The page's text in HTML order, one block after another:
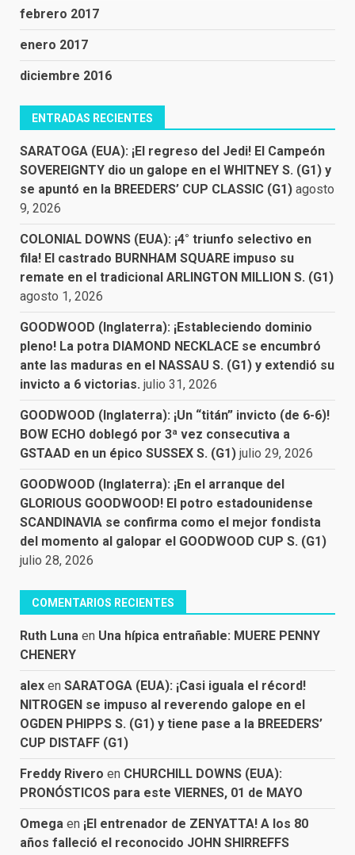
febrero 2017
enero 2017
diciembre 2016
ENTRADAS RECIENTES
SARATOGA (EUA): ¡El regreso del Jedi! El Campeón
SOVEREIGNTY dio un galope en el WHITNEY S. (G1) y
se apuntó en la BREEDERS’ CUP CLASSIC (G1) agosto
9, 2026
COLONIAL DOWNS (EUA): ¡4° triunfo selectivo en
fila! El castrado BURNHAM SQUARE impuso su
remate en el tradicional ARLINGTON MILLION S. (G1)
agosto 1, 2026
GOODWOOD (Inglaterra): ¡Estableciendo dominio
pleno! La potra DIAMOND NECKLACE se encumbró
ante las maduras en el NASSAU S. (G1) y extendió su
invicto a 6 victorias. julio 31, 2026
GOODWOOD (Inglaterra): ¡Un “titán” invicto (de 6-6)!
BOW ECHO doblegó por 3ª vez consecutiva a
GSTAAD en un épico SUSSEX S. (G1) julio 29, 2026
GOODWOOD (Inglaterra): ¡En el arranque del
GLORIOUS GOODWOOD! El potro estadounidense
SCANDINAVIA se confirma como el mejor fondista
del momento al galopar el GOODWOOD CUP S. (G1)
julio 28, 2026
COMENTARIOS RECIENTES
Ruth Luna en Una hípica entrañable: MUERE PENNY
CHENERY
alex en SARATOGA (EUA): ¡Casi iguala el récord!
NITROGEN se impuso al reverendo galope en el
OGDEN PHIPPS S. (G1) y tiene pase a la BREEDERS’
CUP DISTAFF (G1)
Freddy Rivero en CHURCHILL DOWNS (EUA):
PRONÓSTICOS para este VIERNES, 01 de MAYO
Omega en ¡El entrenador de ZENYATTA! A los 80
años falleció el reconocido JOHN SHIRREFFS